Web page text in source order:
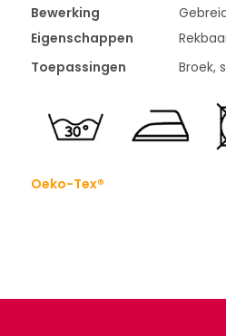
Bewerking
Eigenschappen
Toepassingen
Broek,
Oeko-Tex®